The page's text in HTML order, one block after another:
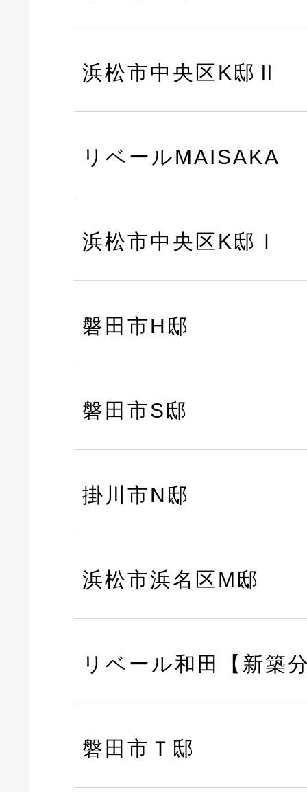
浜松市中央区K邸Ⅱ
リベールMAISAKA
浜松市中央区K邸Ⅰ
磐田市H邸
磐田市S邸
掛川市N邸
浜松市浜名区M邸
リベール和田【新築
磐田市Ｔ邸